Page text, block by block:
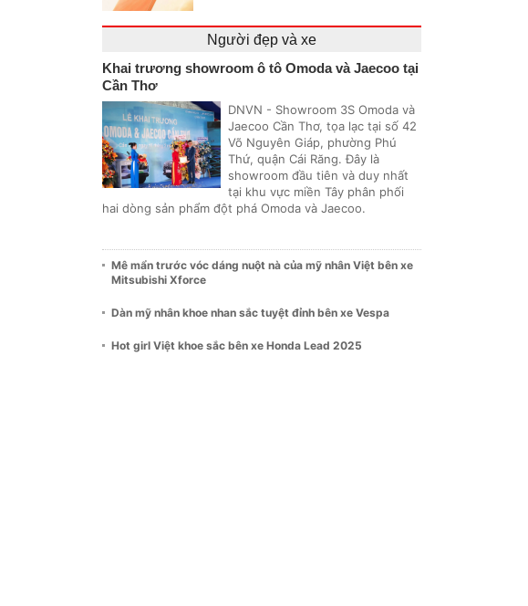
Người đẹp và xe
Khai trương showroom ô tô Omoda và Jaecoo tại
Cần Thơ
DNVN - Showroom 3S Omoda và
Jaecoo Cần Thơ, tọa lạc tại số 42
Võ Nguyên Giáp, phường Phú
Thứ, quận Cái Răng. Đây là
showroom đầu tiên và duy nhất
tại khu vực miền Tây phân phối
hai dòng sản phẩm đột phá Omoda và Jaecoo.
Mê mẩn trước vóc dáng nuột nà của mỹ nhân Việt bên xe
Mitsubishi Xforce
Dàn mỹ nhân khoe nhan sắc tuyệt đỉnh bên xe Vespa
Hot girl Việt khoe sắc bên xe Honda Lead 2025